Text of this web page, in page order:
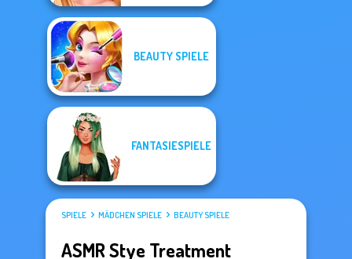
BEAUTY SPIELE
FANTASIESPIELE
SPIELE MÄDCHEN SPIELE BEAUTY SPIELE
ASMR Stye Treatment